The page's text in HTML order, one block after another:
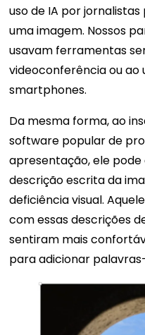
uso de IA por
uma imagem. Nossos
usavam ferramentas
videoconferência ou
smartphones.
Da mesma forma, ao
software popular de
apresentação, ele
descrição escrita da
deficiência visual.
com essas descrições
sentiram mais
para adicionar